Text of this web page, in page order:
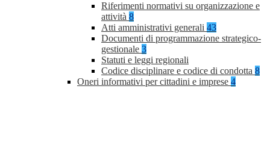
Riferimenti normativi su organizzazione e
attività 8
Atti amministrativi generali 43
Documenti di programmazione strategico-
gestionale 3
Statuti e leggi regionali
Codice disciplinare e codice di condotta 8
Oneri informativi per cittadini e imprese 4